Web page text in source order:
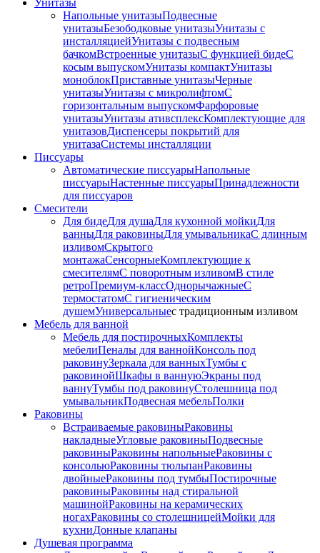
Унитазы
Напольные унитазыПодвесные
унитазыБезободковые унитазыУнитазы с
инсталляциейУнитазы с подвесным
бачкомВстроенные унитазыС функцией бидеС
косым выпускомУнитазы компактУнитазы
моноблокПриставные унитазыЧерные
унитазыУнитазы с микролифтомC
горизонтальным выпускомФарфоровые
унитазыУнитазы ативсплексКомплектующие для
унитазовДиспенсеры покрытий для
унитазаСистемы инсталляции
Писсуары
Автоматические писсуарыНапольные
писсуарыНастенные писсуарыПринадлежности
для писсуаров
Смесители
Для бидеДля душаДля кухонной мойкиДля
ванныДля раковиныДля умывальникаС длинным
изливомСкрытого
монтажаСенсорныеКомплектующие к
смесителямС поворотным изливомВ стиле
ретроПремиум-классОднорычажныеС
термостатомС гигиеническим
душемУниверсальныес традиционным изливом
Мебель для ванной
Мебель для постирочныхКомплекты
мебелиПеналы для ваннойКонсоль под
раковинуЗеркала для ванныхТумбы с
раковинойШкафы в ваннуюЭкраны под
ваннуТумбы под раковинуСтолешница под
умывальникПодвесная мебельПолки
Раковины
Встраиваемые раковиныРаковины
накладныеУгловые раковиныПодвесные
раковиныРаковины напольныеРаковины с
консольюРаковины тюльпанРаковины
двойныеРаковины под тумбыПостирочные
раковиныРаковины над стиральной
машинойРаковины на керамических
ногахРаковины со столешницейМойки для
кухниДонные клапаны
Душевая программа